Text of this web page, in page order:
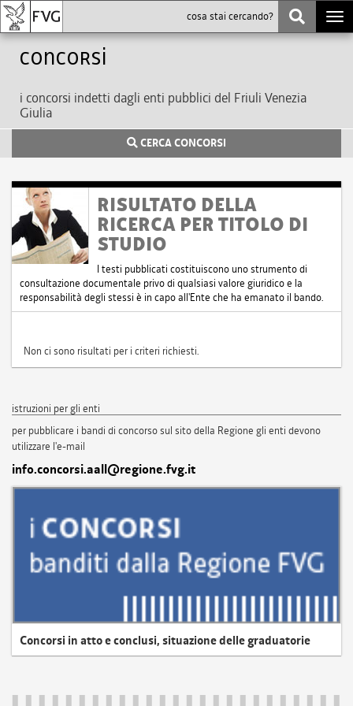
Concorsi
i concorsi indetti dagli enti pubblici del Friuli Venezia
Giulia
CERCA CONCORSI
RISULTATO DELLA
RICERCA PER TITOLO DI
STUDIO
I testi pubblicati costituiscono uno strumento di
consultazione documentale privo di qualsiasi valore giuridico e la
responsabilità degli stessi è in capo all'Ente che ha emanato il bando.
Non ci sono risultati per i criteri richiesti.
istruzioni per gli enti
per pubblicare i bandi di concorso sul sito della Regione gli enti devono
utilizzare l'e-mail
info.concorsi.aall@regione.fvg.it
Concorsi in atto e conclusi, situazione delle graduatorie